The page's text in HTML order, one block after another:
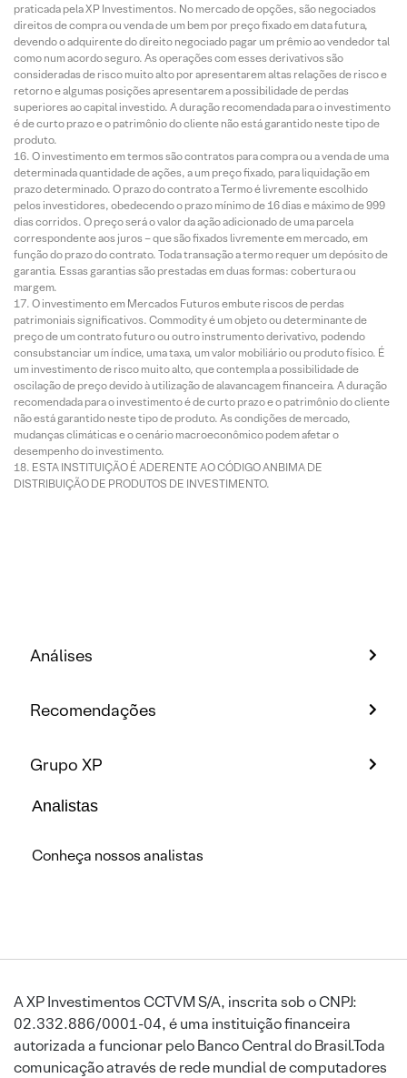
praticada pela XP Investimentos. No mercado de opções, são negociados
direitos de compra ou venda de um bem por preço fixado em data futura,
devendo o adquirente do direito negociado pagar um prêmio ao vendedor tal
como num acordo seguro. As operações com esses derivativos são
consideradas de risco muito alto por apresentarem altas relações de risco e
retorno e algumas posições apresentarem a possibilidade de perdas
superiores ao capital investido. A duração recomendada para o investimento
é de curto prazo e o patrimônio do cliente não está garantido neste tipo de
produto.
O investimento em termos são contratos para compra ou a venda de uma
determinada quantidade de ações, a um preço fixado, para liquidação em
prazo determinado. O prazo do contrato a Termo é livremente escolhido
pelos investidores, obedecendo o prazo mínimo de 16 dias e máximo de 999
dias corridos. O preço será o valor da ação adicionado de uma parcela
correspondente aos juros – que são fixados livremente em mercado, em
função do prazo do contrato. Toda transação a termo requer um depósito de
garantia. Essas garantias são prestadas em duas formas: cobertura ou
margem.
O investimento em Mercados Futuros embute riscos de perdas
patrimoniais significativos. Commodity é um objeto ou determinante de
preço de um contrato futuro ou outro instrumento derivativo, podendo
consubstanciar um índice, uma taxa, um valor mobiliário ou produto físico. É
um investimento de risco muito alto, que contempla a possibilidade de
oscilação de preço devido à utilização de alavancagem financeira. A duração
recomendada para o investimento é de curto prazo e o patrimônio do cliente
não está garantido neste tipo de produto. As condições de mercado,
mudanças climáticas e o cenário macroeconômico podem afetar o
desempenho do investimento.
ESTA INSTITUIÇÃO É ADERENTE AO CÓDIGO ANBIMA DE
DISTRIBUIÇÃO DE PRODUTOS DE INVESTIMENTO.
Análises
Recomendações
Grupo XP
Analistas
Conheça nossos analistas
A XP Investimentos CCTVM S/A, inscrita sob o CNPJ:
02.332.886/0001-04, é uma instituição financeira
autorizada a funcionar pelo Banco Central do Brasil.Toda
comunicação através de rede mundial de computadores